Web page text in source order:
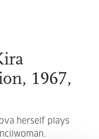
1967,
herself plays